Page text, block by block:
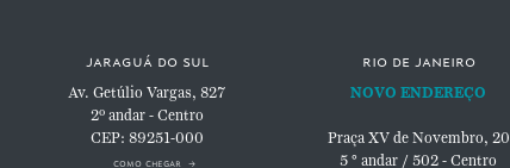
jaraguá do sul
Av. Getúlio Vargas, 827
2º andar - Centro
CEP: 89251-000
como chegar
rio de janeiro
NOVO ENDEREÇO
Praça XV de Novembro, 20
5 ° andar / 502 - Centro